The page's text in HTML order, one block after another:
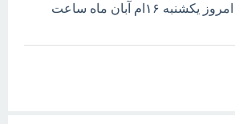
داشتین اطلاع بدین. امروز یکشنبه ۱۶ام آبان ماه ساعت